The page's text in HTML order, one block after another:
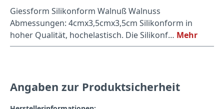
Giessform Silikonform Walnuß Walnuss
Abmessungen: 4cmx3,5cmx3,5cm Silikonform in
hoher Qualität, hochelastisch. Die Silikonf… Mehr
Angaben zur Produktsicherheit